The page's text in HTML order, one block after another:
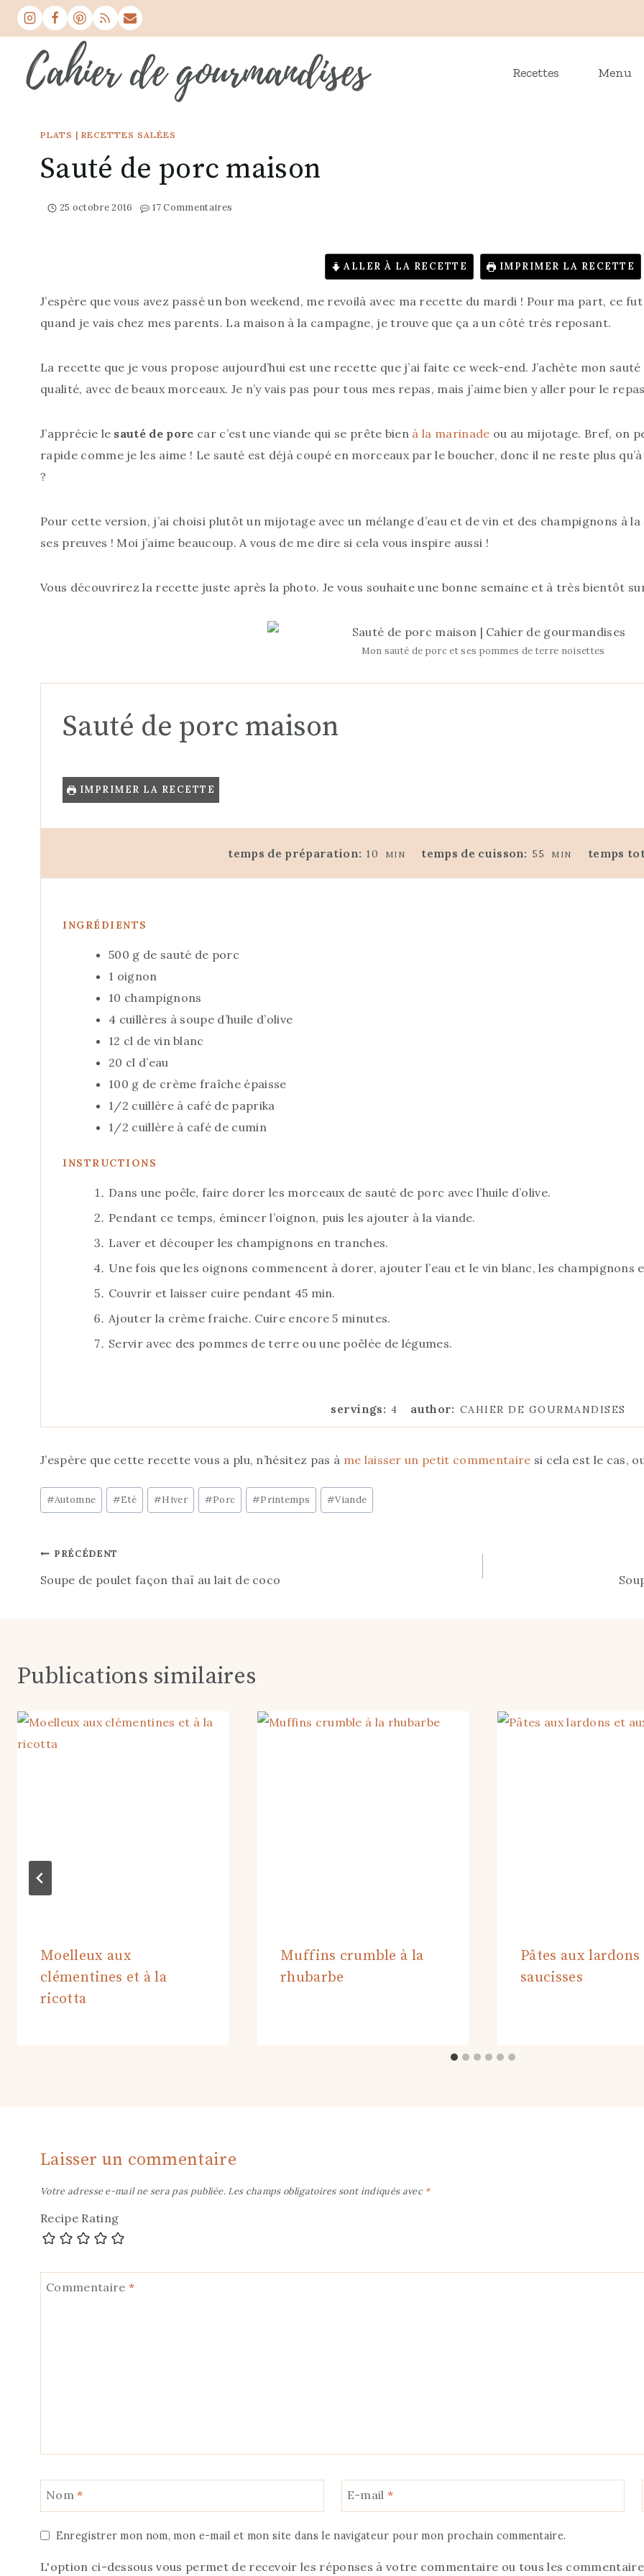
Aller
contenu
Recettes Menu
PLATS | RECETTES SALÉES
Sauté de porc maison
25 octobre 2016 17 Commentaires
ALLER À LA RECETTE IMPRIMER LA RECETTE
J’espère que vous avez passé un bon weekend, me revoilà avec ma recette du mardi ! Pour ma part, ce
quand je vais chez mes parents. La maison à la campagne, je trouve que ça a un côté très reposant.
La recette que je vous propose aujourd’hui est une recette que j’ai faite ce week-end. J’achète mon
qualité, avec de beaux morceaux. Je n’y vais pas pour tous mes repas, mais j’aime bien y aller pour le
J’apprécie le sauté de porc car c’est une viande qui se prête bien à la marinade ou au mijotage. Bref, on
rapide comme je les aime ! Le sauté est déjà coupé en morceaux par le boucher, donc il ne reste plus
?
Pour cette version, j’ai choisi plutôt un mijotage avec un mélange d’eau et de vin et des champignons à
ses preuves ! Moi j’aime beaucoup. A vous de me dire si cela vous inspire aussi !
Vous découvrirez la recette juste après la photo. Je vous souhaite une bonne semaine et à très bientôt
Mon sauté de porc et ses pommes de terre noisettes
Sauté de porc maison
IMPRIMER LA RECETTE
temps de préparation: 10 MMIN temps de cuisson: 55
MMIN temps
INGRÉDIENTS
500 g de sauté de porc
1 oignon
10 champignons
4 cuillères à soupe d’huile d’olive
12 cl de vin blanc
20 cl d’eau
100 g de crème fraîche épaisse
1/2 cuillère à café de paprika
1/2 cuillère à café de cumin
INSTRUCTIONS
Dans une poêle, faire dorer les morceaux de sauté de porc avec l’huile d’olive.
Pendant ce temps, émincer l’oignon, puis les ajouter à la viande.
Laver et découper les champignons en tranches.
Une fois que les oignons commencent à dorer, ajouter l’eau et le vin blanc, les champignons
Couvrir et laisser cuire pendant 45 min.
Ajouter la crème fraiche. Cuire encore 5 minutes.
Servir avec des pommes de terre ou une poêlée de légumes.
servings: 4 author: CAHIER DE GOURMANDISES
J’espère que cette recette vous a plu, n’hésitez pas à me laisser un petit commentaire si cela est le cas,
Étiquettes
de
publication :
#Automne #Eté #Hiver #Porc #Printemps #Viande
Navigation
de
PRÉCÉDENT
Soupe de poulet façon thaï au lait de coco
Publications similaires
Moelleux aux
clémentines et à la
ricotta
Muffins crumble à la
rhubarbe
Pâtes aux
saucisses
Laisser un commentaire
Votre adresse e-mail ne sera pas publiée. Les champs obligatoires sont indiqués avec *
Recipe Rating
Commentaire *
Nom* E-mail *
Enregistrer mon nom, mon e-mail et mon site dans le navigateur pour mon prochain commentaire.
L'option ci-dessous vous permet de recevoir les réponses à votre commentaire ou tous les